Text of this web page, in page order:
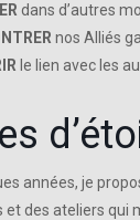
dans d’autres
nos Alliés
le lien avec les
années, je
et des ateliers qui